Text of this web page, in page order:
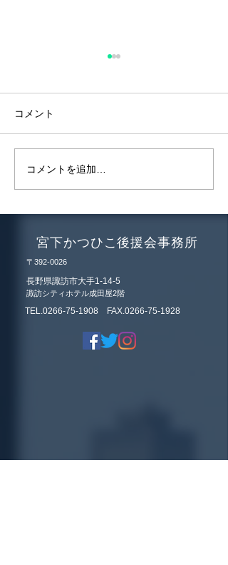
天理駅前のまちづくりを
視察
コメント
コメントを追加…
宮下かつひこ後援会事務所
〒392-0026
長野県諏訪市大手1-14-5
諏訪シティホテル成田屋2階
TEL.0266-75-1908 FAX.0266-75-1928